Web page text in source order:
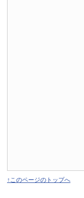
↑このページのトップへ